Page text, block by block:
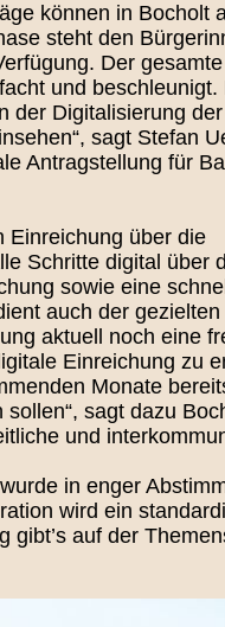
können in Bocholt
steht den
Der
und beschleunigt.
der Digitalisierung
sagt Stefan
Antragstellung für
Einreichung über die
Schritte digital über
sowie eine
auch der
aktuell noch eine
Einreichung zu
Monate
sagt dazu
und
in enger
wird ein
gibt’s auf der